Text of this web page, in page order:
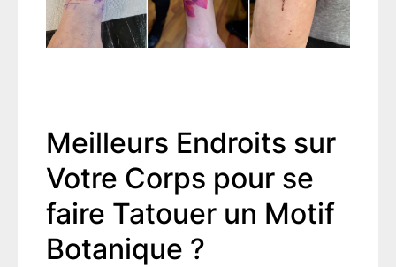
Meilleurs Endroits sur
Votre Corps pour se
faire Tatouer un Motif
Botanique ?